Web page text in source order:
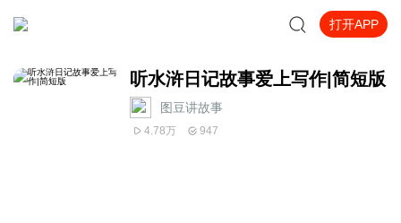
打开APP
听水浒日记故事爱上写作|简短版
图豆讲故事
4.78万 947